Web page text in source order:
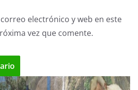
electrónico y web en este
vez que comente.